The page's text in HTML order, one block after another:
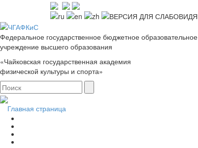
Федеральное государственное бюджетное образовательное
учреждение высшего образования
«Чайковская государственная академия
физической культуры и спорта»
Главная страница